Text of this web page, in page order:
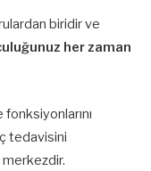
biridir ve
her zaman
tedavisini